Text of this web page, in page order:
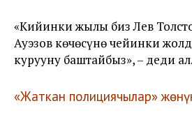
«Кийинки жылы биз Лев
Ауэзов көчөсүнө чейинки
курууну баштайбыз», – деди ал.
«Жаткан полициячылар»